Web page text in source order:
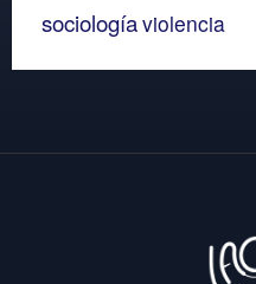
sociologíaviolencia